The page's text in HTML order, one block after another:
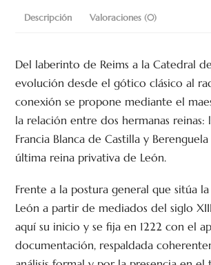
Descripción Valoraciones (0)
Del laberinto de Reims a la Catedral
evolución desde el gótico clásico al
conexión se propone mediante el
la relación entre dos hermanas reinas:
Francia Blanca de Castilla y
última reina privativa de León.
Frente a la postura general que sitúa
León a partir de mediados del siglo
aquí su inicio y se fija en 1222 con el
documentación, respaldada